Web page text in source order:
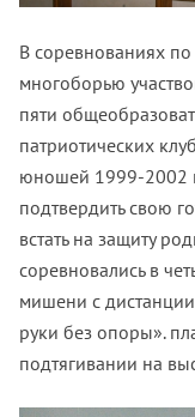
В соревнованиях
многоборью
пяти
патриотических
юношей 1999-2002
подтвердить свою
встать на защиту
соревновались в
мишени с
руки без опоры».
подтягивании на